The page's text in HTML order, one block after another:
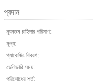
প্রদান
ন্যূনতম চাহিদার পরিমাণ:
মূল্য:
প্যাকেজিং বিবরণ:
ডেলিভারি সময়:
পরিশোধের শর্ত: